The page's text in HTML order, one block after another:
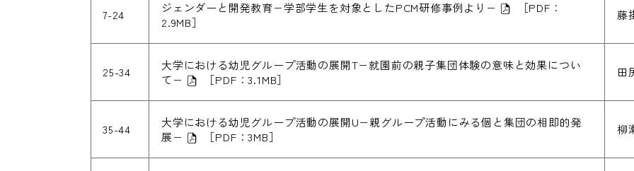
7-24 ジェンダーと開発教育−学部学生を対象としたPCM研修事例より−
［PDF：
2.9MB］
藤
25-34
大学における幼児グループ活動の展開T−就園前の親子集団体験の意味と効果につい
て−
［PDF：3.1MB］
田
35-44
大学における幼児グループ活動の展開U−親グループ活動にみる個と集団の相即的発
展−
［PDF：3MB］
柳